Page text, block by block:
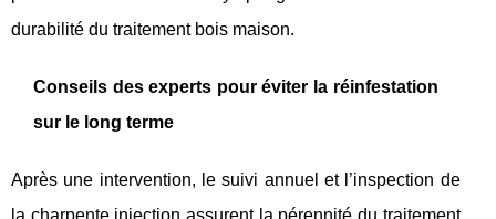
durabilité du traitement bois maison.
Conseils des experts pour éviter la réinfestation
sur le long terme
Après une intervention, le suivi annuel et l’inspection de